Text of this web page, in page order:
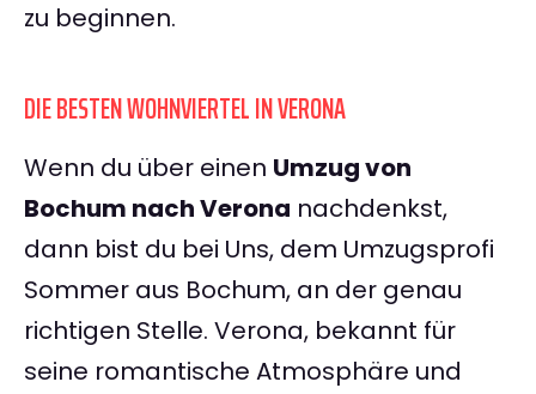
zu beginnen.
DIE BESTEN WOHNVIERTEL IN VERONA
Wenn du über einen Umzug von
Bochum nach Verona nachdenkst,
dann bist du bei Uns, dem Umzugsprofi
Sommer aus Bochum, an der genau
richtigen Stelle. Verona, bekannt für
seine romantische Atmosphäre und